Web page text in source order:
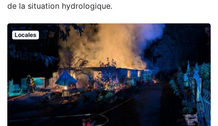
de la situation hydrologique.
Locales